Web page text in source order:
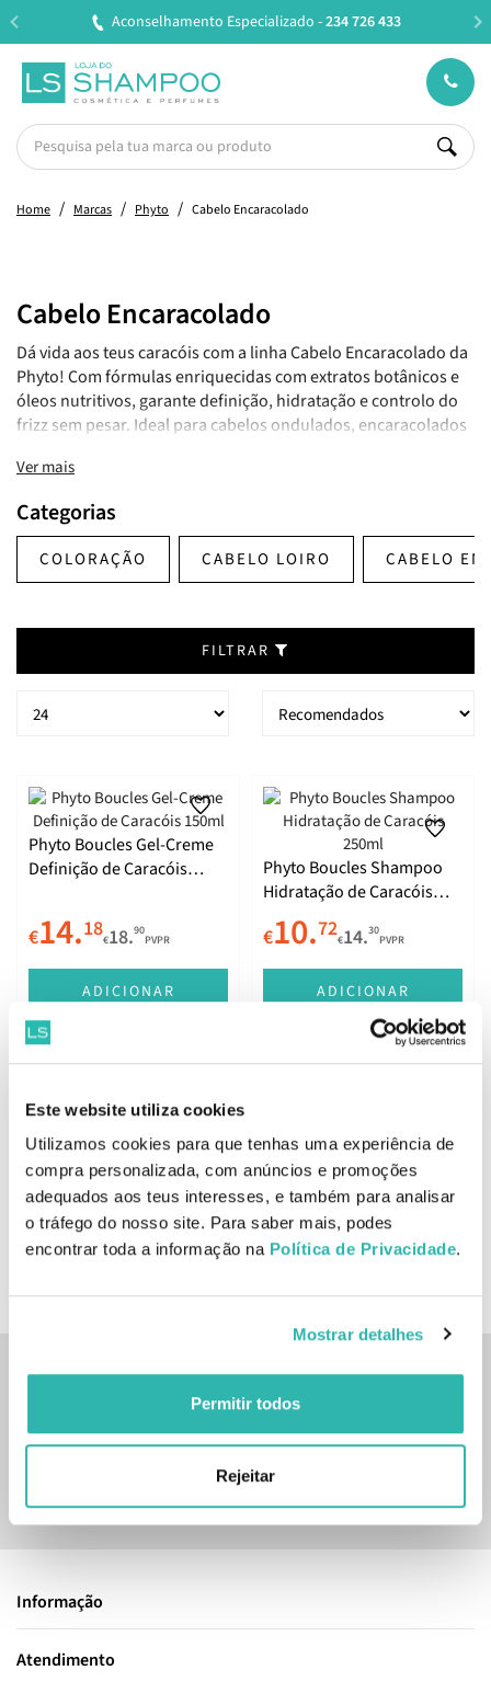
Este website utiliza cookies
Utilizamos cookies para que tenhas uma experiência de
compra personalizada, com anúncios e promoções
adequados aos teus interesses, e também para analisar
o tráfego do nosso site. Para saber mais, podes
encontrar toda a informação na Política de Privacidade.
Mostrar detalhes
Permitir todos
Rejeitar
Aconselhamento Especializado -234 726 433
Home Marcas Phyto Cabelo Encaracolado
Cabelo Encaracolado
Dá vida aos teus caracóis com a linha Cabelo Encaracolado da
Phyto! Com fórmulas enriquecidas com extratos botânicos e
óleos nutritivos, garante definição, hidratação e controlo do
frizz sem pesar. Ideal para cabelos ondulados, encaracolados
Ver mais
Categorias
COLORAÇÃO CABELO LOIRO CABELO
FILTRAR
Phyto Boucles Gel-Creme
Definição de Caracóis
€14.18€18.90
PVPR
ADICIONAR
Phyto Boucles Shampoo
Hidratação de Caracóis
250ml
€10.72€14.30
PVPR
ADICIONAR
Phyto Boucles Spray
Ativador de Caracóis 150ml
€14.18€ 18.90
PVPR
ADICIONAR
Condicionador Hidratação
de Caracóis 250ml
€ 14.18€18.90
PVPR
ADICIONAR
Inscreve-te na nossa newsletter
SUBSCREVER
Sim, desejo receber a newsletter da lojashampoo.pt com
novidades, cupões e conteúdos personalizados.
Informação
Atendimento